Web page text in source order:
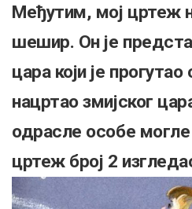
Међутим, мој цртеж
шешир. Он је
цара који је
нацртао змијског
одрасле особе
цртеж број 2